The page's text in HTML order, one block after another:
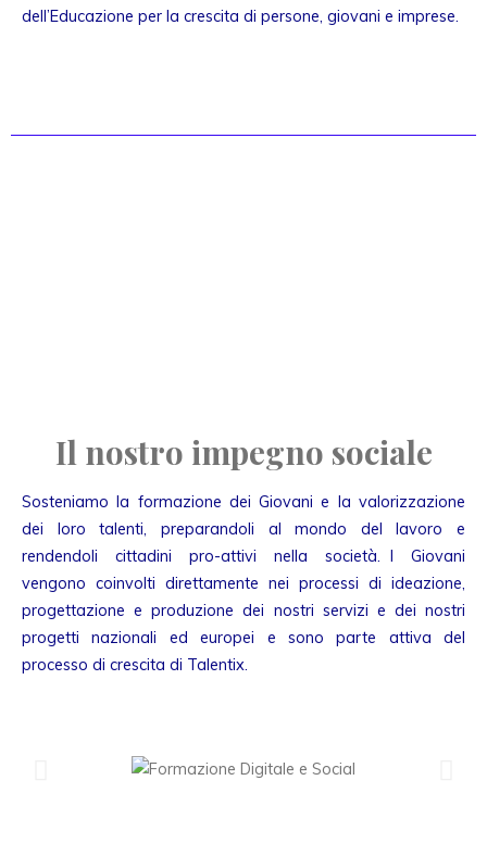
dell’Educazione per la crescita di persone, giovani e imprese.
Il nostro impegno sociale
Sosteniamo la formazione dei Giovani e la valorizzazione
dei loro talenti, preparandoli al mondo del lavoro e
rendendoli cittadini pro-attivi nella società. I Giovani
vengono coinvolti direttamente nei processi di ideazione,
progettazione e produzione dei nostri servizi e dei nostri
progetti nazionali ed europei e sono parte attiva del
processo di crescita di Talentix.